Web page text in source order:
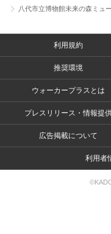
八代市立博物館未来の森ミュ
利用規約
推奨環境
ウォーカープラスとは
プレスリリース・情報提
広告掲載について
利用者